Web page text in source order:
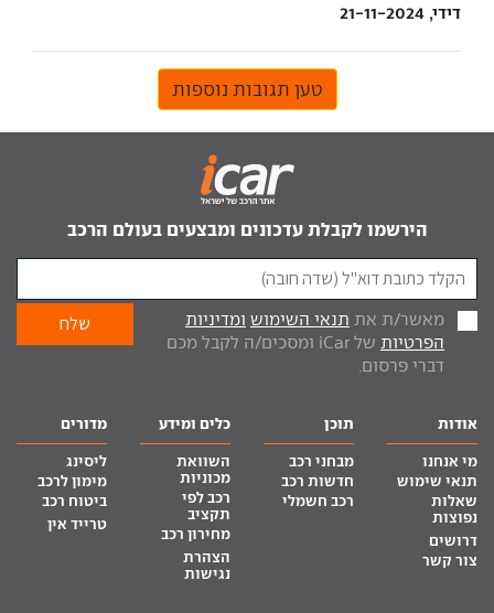
דידי, 21-11-2024
טען תגובות נוספות
הירשמו לקבלת עדכונים ומבצעים בעולם הרכב
מאשר/ת את תנאי השימוש ומדיניות
הפרטיות
של iCar ומסכים/ה לקבל מכם
דברי פרסום.
אודות
מי אנחנו
תנאי שימוש
שאלות
נפוצות
דרושים
צור קשר
תוכן
מבחני רכב
חדשות רכב
רכב חשמלי
כלים ומידע
השוואת
מכוניות
רכב לפי
תקציב
מחירון רכב
הצהרת
נגישות
מדורים
ליסינג
מימון לרכב
ביטוח רכב
טרייד אין